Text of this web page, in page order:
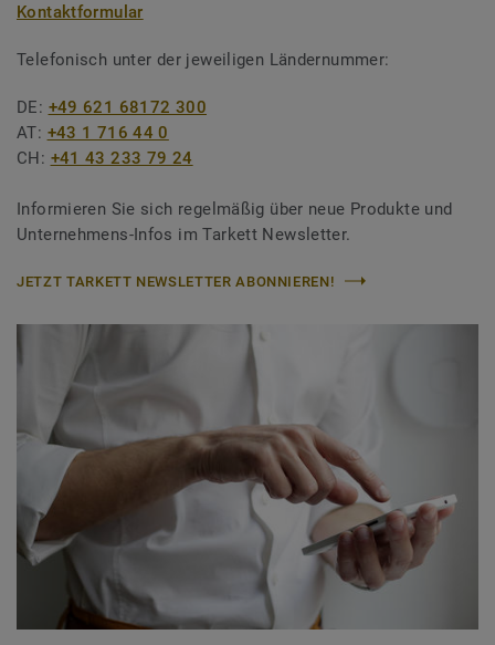
Kontaktformular
Telefonisch unter der jeweiligen Ländernummer:
DE: +49 621 68172 300
AT: +43 1 716 44 0
CH: +41 43 233 79 24
Informieren Sie sich regelmäßig über neue Produkte und
Unternehmens-Infos im Tarkett Newsletter.
JETZT TARKETT NEWSLETTER ABONNIEREN!